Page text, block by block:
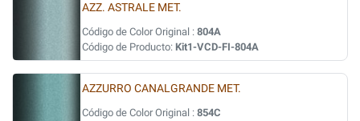
AZZ. ASTRALE MET.
Código de Color Original : 804A
Código de Producto: Kit1-VCD-FI-804A
AZZURRO CANALGRANDE MET.
Código de Color Original : 854C